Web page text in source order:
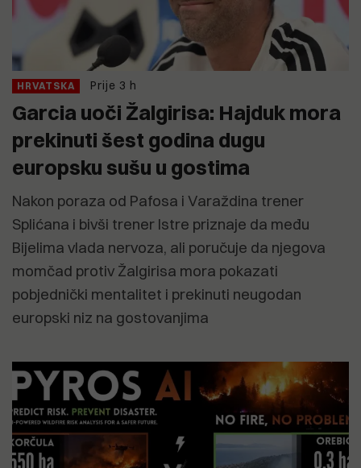
HRVATSKA Prije 3 h
Garcia uoči Žalgirisa: Hajduk mora
prekinuti šest godina dugu
europsku sušu u gostima
Nakon poraza od Pafosa i Varaždina trener
Splićana i bivši trener Istre priznaje da među
Bijelima vlada nervoza, ali poručuje da njegova
momčad protiv Žalgirisa mora pokazati
pobjednički mentalitet i prekinuti neugodan
europski niz na gostovanjima